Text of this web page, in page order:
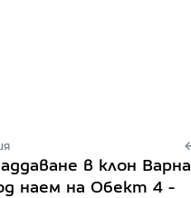
в клон Варна
наем на Обект 4 -